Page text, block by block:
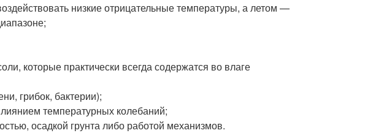
низкие отрицательные температуры, а летом —
которые практически всегда содержатся во влаге
грибок, бактерии);
температурных колебаний;
осадкой грунта либо работой механизмов.